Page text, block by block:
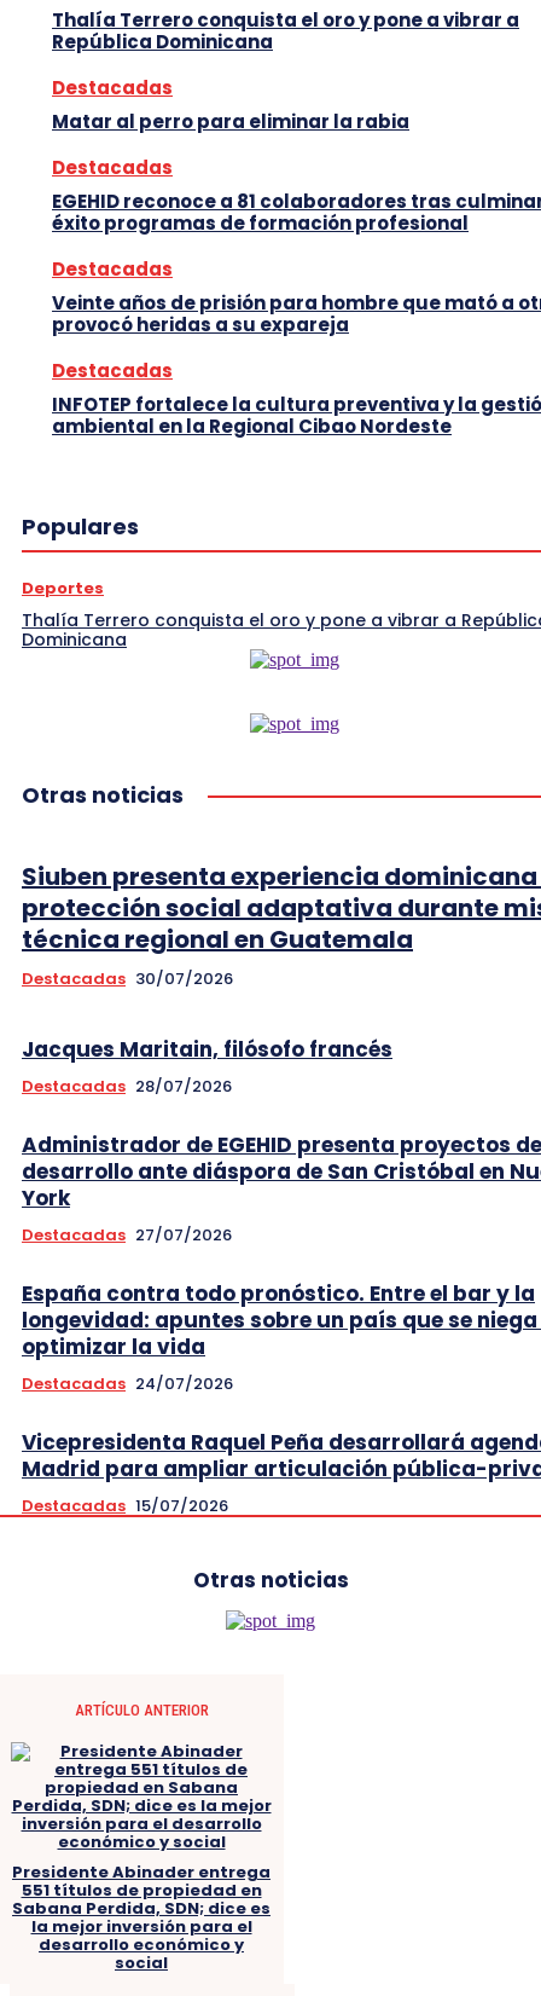
Thalía Terrero conquista el oro y pone a vibrar a
República Dominicana
Destacadas
Matar al perro para eliminar la rabia
Destacadas
EGEHID reconoce a 81 colaboradores tras
éxito programas de formación profesional
Destacadas
Veinte años de prisión para hombre que mató a
provocó heridas a su expareja
Destacadas
INFOTEP fortalece la cultura preventiva y la
ambiental en la Regional Cibao Nordeste
Populares
Deportes
Thalía Terrero conquista el oro y pone a vibrar a
Dominicana
Otras noticias
Siuben presenta experiencia dominicana
protección social adaptativa durante
técnica regional en Guatemala
Destacadas 30/07/2026
Jacques Maritain, filósofo francés
Destacadas 28/07/2026
Administrador de EGEHID presenta proyectos de
desarrollo ante diáspora de San Cristóbal en
York
Destacadas 27/07/2026
España contra todo pronóstico. Entre el bar y la
longevidad: apuntes sobre un país que se
optimizar la vida
Destacadas 24/07/2026
Vicepresidenta Raquel Peña desarrollará
Madrid para ampliar articulación pública-
Destacadas 15/07/2026
Otras noticias
ARTÍCULO ANTERIOR
Presidente Abinader entrega
551 títulos de propiedad en
Sabana Perdida, SDN; dice es
la mejor inversión para el
desarrollo económico y
social